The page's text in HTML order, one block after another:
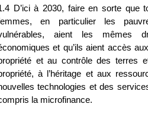
D’ici à 2030, faire en sorte que
en particulier les
aient les mêmes
et qu’ils aient accès
et au contrôle des terres
à l’héritage et aux
technologies et des
la microfinance.